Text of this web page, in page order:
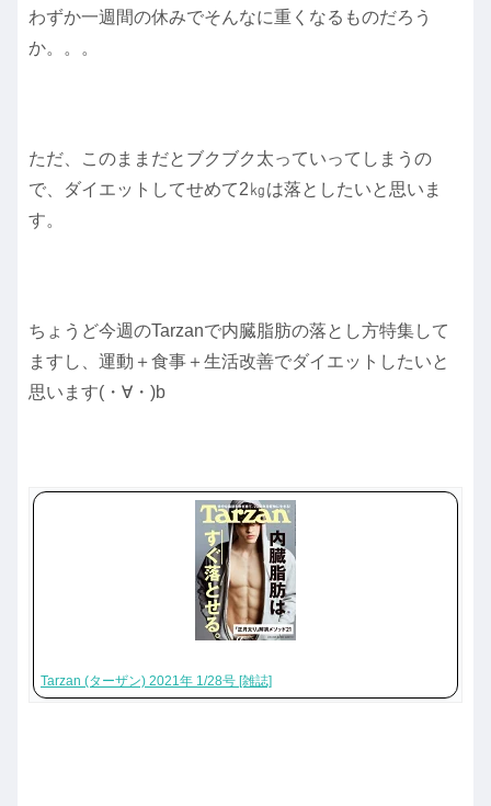
わずか一週間の休みでそんなに重くなるものだろう
か。。。
ただ、このままだとブクブク太っていってしまうの
で、ダイエットしてせめて2㎏は落としたいと思いま
す。
ちょうど今週のTarzanで内臓脂肪の落とし方特集して
ますし、運動＋食事＋生活改善でダイエットしたいと
思います(・∀・)b
Tarzan (ターザン) 2021年 1/28号 [雑誌]